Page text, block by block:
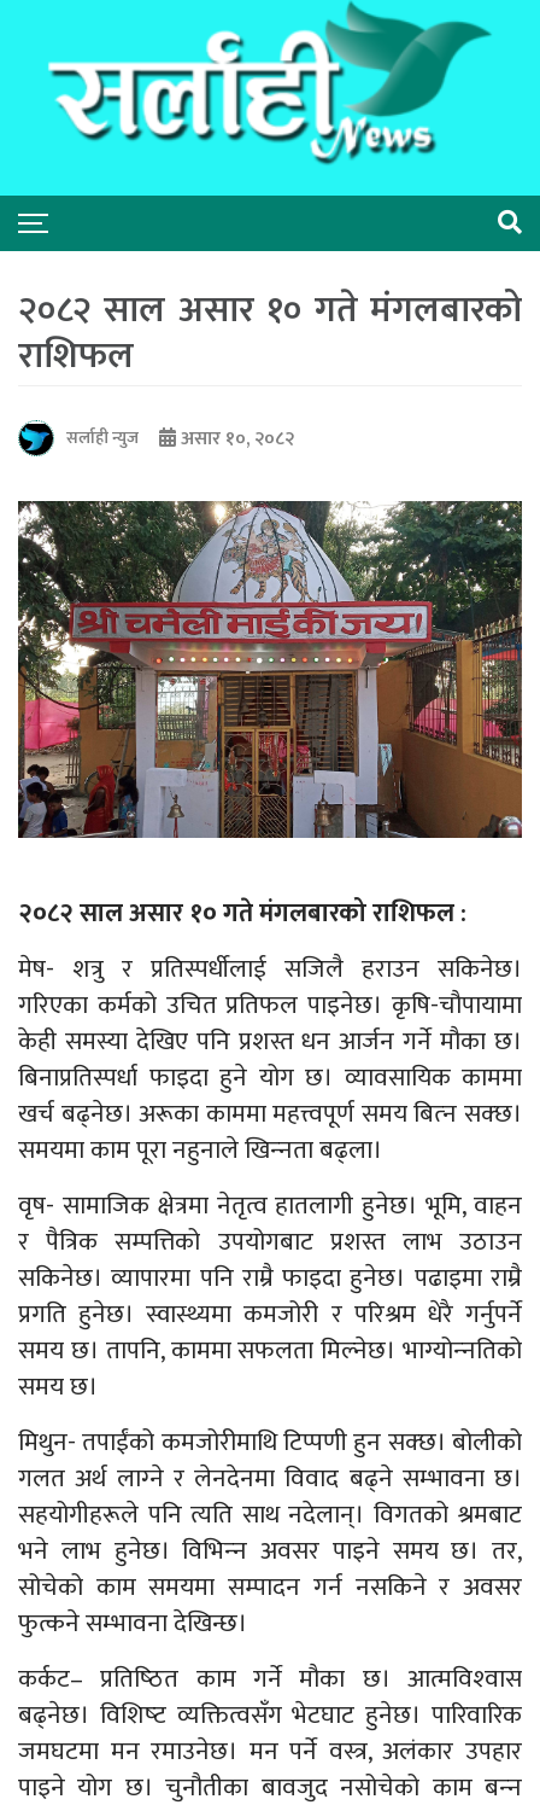
२०८२ साल असार १० गते मंगलबारको
राशिफल
सर्लाही न्युज असार १०, २०८२
२०८२ साल असार १० गते मंगलबारको राशिफल :
मेष- शत्रु र प्रतिस्पर्धीलाई सजिलै हराउन सकिनेछ।
गरिएका कर्मको उचित प्रतिफल पाइनेछ। कृषि-चौपायामा
केही समस्या देखिए पनि प्रशस्त धन आर्जन गर्ने मौका छ।
बिनाप्रतिस्पर्धा फाइदा हुने योग छ। व्यावसायिक काममा
खर्च बढ्नेछ। अरूका काममा महत्त्वपूर्ण समय बित्‍न सक्छ।
समयमा काम पूरा नहुनाले खिन्‍नता बढ्ला।
वृष- सामाजिक क्षेत्रमा नेतृत्व हातलागी हुनेछ। भूमि, वाहन
र पैत्रिक सम्पत्तिको उपयोगबाट प्रशस्त लाभ उठाउन
सकिनेछ। व्यापारमा पनि राम्रै फाइदा हुनेछ। पढाइमा राम्रै
प्रगति हुनेछ। स्वास्थ्यमा कमजोरी र परिश्रम धेरै गर्नुपर्ने
समय छ। तापनि, काममा सफलता मिल्नेछ। भाग्योन्‍नतिको
समय छ।
मिथुन- तपाईंको कमजोरीमाथि टिप्पणी हुन सक्छ। बोलीको
गलत अर्थ लाग्‍ने र लेनदेनमा विवाद बढ्ने सम्भावना छ।
सहयोगीहरूले पनि त्यति साथ नदेलान्। विगतको श्रमबाट
भने लाभ हुनेछ। विभिन्‍न अवसर पाइने समय छ। तर,
सोचेको काम समयमा सम्पादन गर्न नसकिने र अवसर
फुत्कने सम्भावना देखिन्छ।
कर्कट– प्रतिष्‍ठित काम गर्ने मौका छ। आत्मविश्‍वास
बढ्नेछ। विशिष्‍ट व्यक्तित्वसँग भेटघाट हुनेछ। पारिवारिक
जमघटमा मन रमाउनेछ। मन पर्ने वस्त्र, अलंकार उपहार
पाइने योग छ। चुनौतीका बावजुद नसोचेको काम बन्‍न